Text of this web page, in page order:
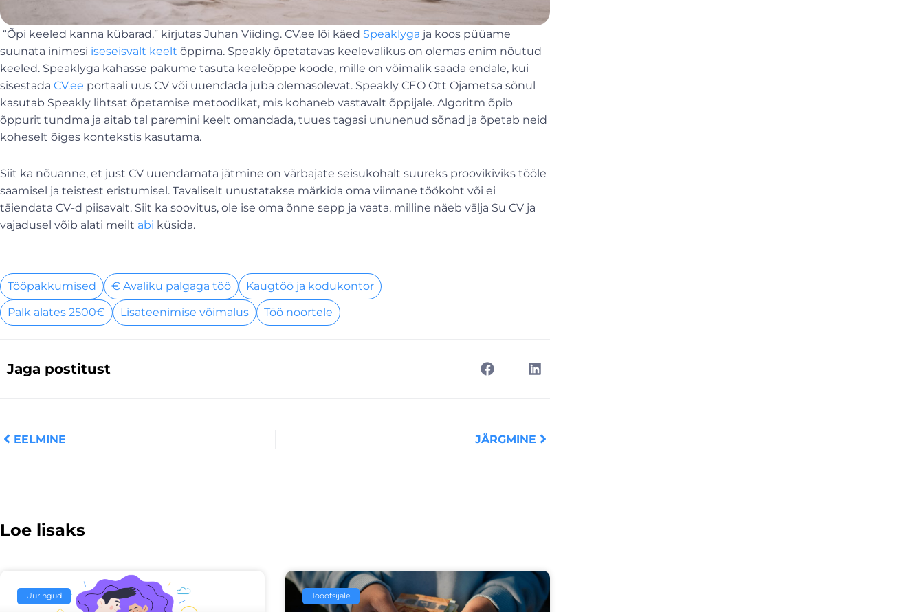
“Õpi keeled kanna kübarad,” kirjutas Juhan Viiding. CV.ee lõi käed Speaklyga ja koos püüame
suunata inimesi iseseisvalt keelt õppima. Speakly õpetatavas keelevalikus on olemas enim nõutud
keeled. Speaklyga kahasse pakume tasuta keeleõppe koode, mille on võimalik saada endale, kui
sisestada CV.ee portaali uus CV või uuendada juba olemasolevat. Speakly CEO Ott Ojametsa sõnul
kasutab Speakly lihtsat õpetamise metoodikat, mis kohaneb vastavalt õppijale. Algoritm õpib
õppurit tundma ja aitab tal paremini keelt omandada, tuues tagasi ununenud sõnad ja õpetab neid
koheselt õiges kontekstis kasutama.
Siit ka nõuanne, et just CV uuendamata jätmine on värbajate seisukohalt suureks proovikiviks tööle
saamisel ja teistest eristumisel. Tavaliselt unustatakse märkida oma viimane töökoht või ei
täiendata CV-d piisavalt. Siit ka soovitus, ole ise oma õnne sepp ja vaata, milline näeb välja Su CV ja
vajadusel võib alati meilt abi küsida.
Tööpakkumised € Avaliku palgaga töö
Kaugtöö ja kodukontor
Palk alates 2500€
Lisateenimise võimalus Töö noortele
Jaga postitust
EELMINE JÄRGMINE
Loe lisaks
Uuringud Tööotsijale